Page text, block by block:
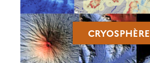
CRYOSPHÈRE